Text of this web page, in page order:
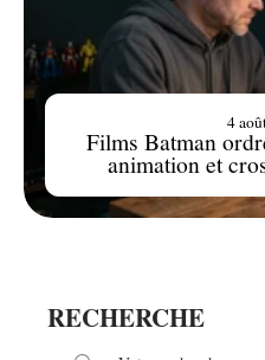
Films Batman
animation et
4
RECHERCHE